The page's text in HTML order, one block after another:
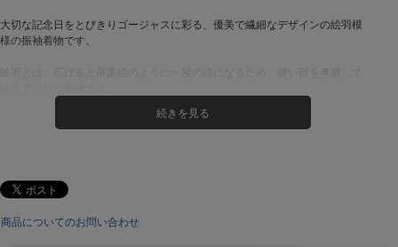
大切な記念日をとびきりゴージャスに彩る、優美で繊細なデザインの絵羽模
様の振袖着物です。
成人式・結婚式・披露宴・パーティなどフォーマルな場にいかがでしょう
(2)袋帯
(3)正絹帯揚げ
(4)帯締め
(5)パール伊達衿
商品についてのお問い合わせ